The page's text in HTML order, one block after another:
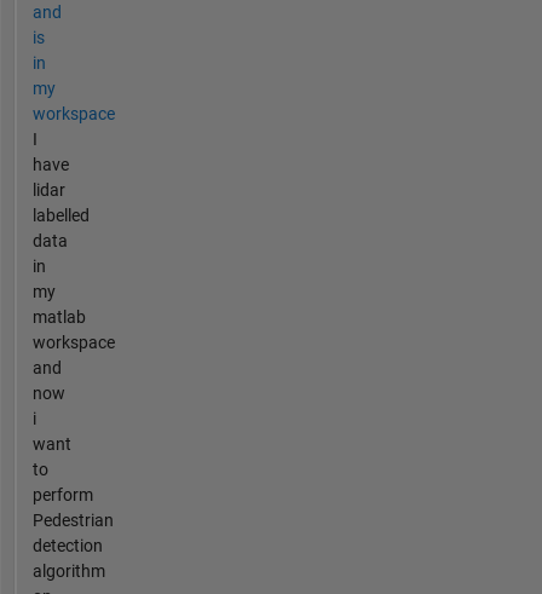
and
is
in
my
workspace
I
have
lidar
labelled
data
in
my
matlab
workspace
and
now
i
want
to
perform
Pedestrian
detection
algorithm